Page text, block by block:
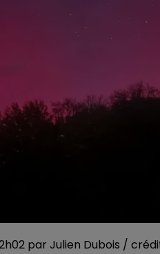
par Julien Dubois /